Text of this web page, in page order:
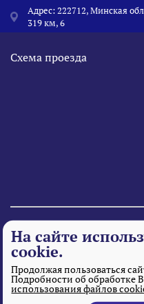
Адрес: 222712, Минская
319 км, 6
Схема проезда
© 1995 - 2026
На сайте
cookie.
Продолжая пользоваться
Подробности об обработке
использования файлов